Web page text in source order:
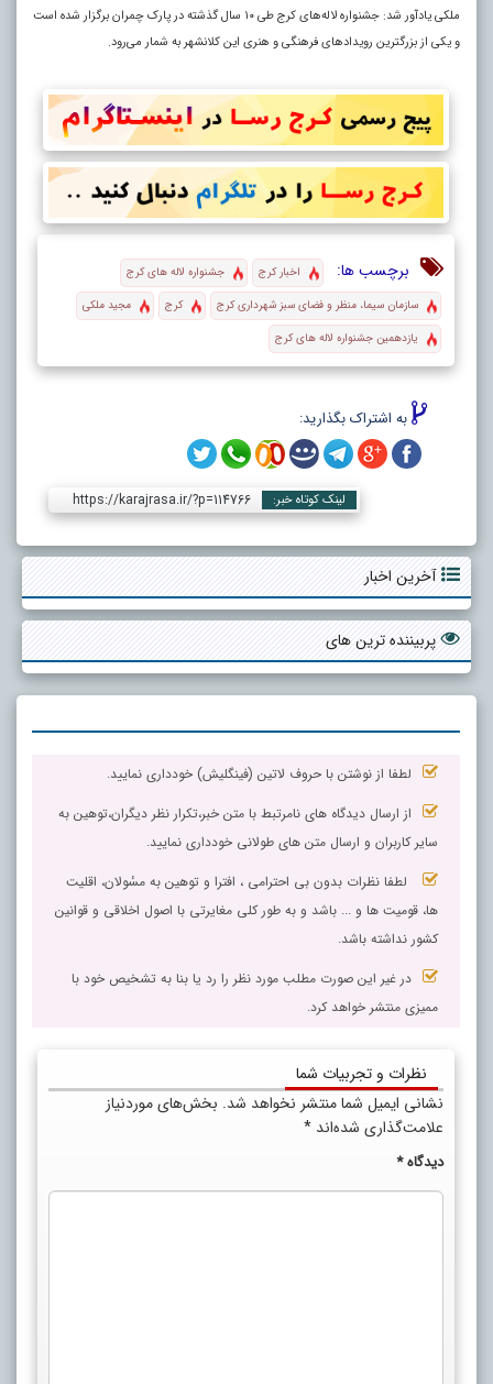
ملکی یادآور شد: جشنواره لاله‌های کرج طی ۱۰ سال گذشته در پارک چمران برگزار شده است
و یکی از بزرگترین رویدادهای فرهنگی و هنری این کلانشهر به شمار می‌رود.
برچسب ها: اخبار کرج
جشنواره لاله های کرج
سازمان سیما، منظر و فضای سبز شهرداری کرج
کرج
مجید ملکی
یازدهمین جشنواره لاله های کرج
به اشتراک بگذارید:
لینک کوتاه خبر: https://karajrasa.ir/?p=114766
آخرین اخبار
پربیننده ترین های
لطفا از نوشتن با حروف لاتین (فینگلیش) خودداری نمایید.
از ارسال دیدگاه های نامرتبط با متن خبر،تکرار نظر دیگران،توهین به
سایر کاربران و ارسال متن های طولانی خودداری نمایید.
لطفا نظرات بدون بی احترامی ، افترا و توهین به مسٔولان، اقلیت
ها، قومیت ها و ... باشد و به طور کلی مغایرتی با اصول اخلاقی و قوانین
کشور نداشته باشد.
در غیر این صورت مطلب مورد نظر را رد یا بنا به تشخیص خود با
ممیزی منتشر خواهد کرد.
نظرات و تجربیات شما
نشانی ایمیل شما منتشر نخواهد شد. بخش‌های موردنیاز
علامت‌گذاری شده‌اند *
دیدگاه*